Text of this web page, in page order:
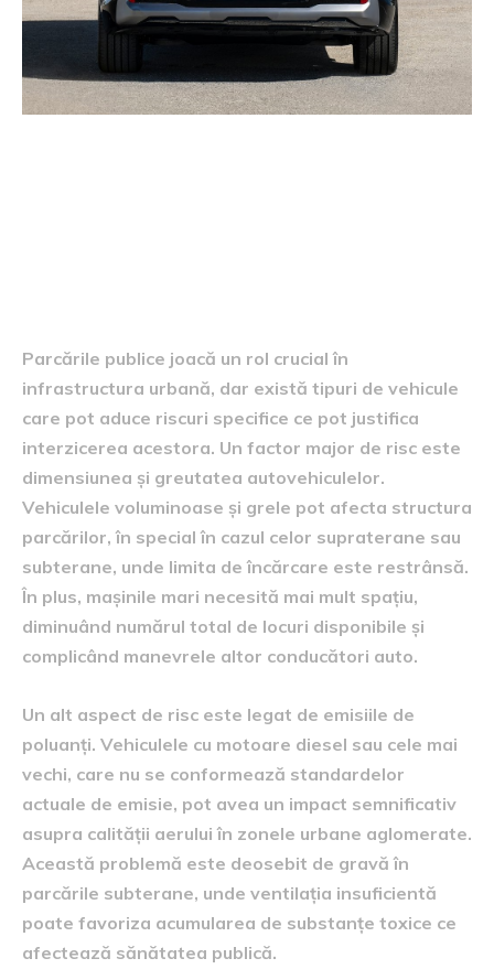
Parcările publice joacă un rol crucial în
infrastructura urbană, dar există tipuri de vehicule
care pot aduce riscuri specifice ce pot justifica
interzicerea acestora. Un factor major de risc este
dimensiunea și greutatea autovehiculelor.
Vehiculele voluminoase și grele pot afecta structura
parcărilor, în special în cazul celor supraterane sau
subterane, unde limita de încărcare este restrânsă.
În plus, mașinile mari necesită mai mult spațiu,
diminuând numărul total de locuri disponibile și
complicând manevrele altor conducători auto.
Un alt aspect de risc este legat de emisiile de
poluanți. Vehiculele cu motoare diesel sau cele mai
vechi, care nu se conformează standardelor
actuale de emisie, pot avea un impact semnificativ
asupra calității aerului în zonele urbane aglomerate.
Această problemă este deosebit de gravă în
parcările subterane, unde ventilația insuficientă
poate favoriza acumularea de substanțe toxice ce
afectează sănătatea publică.